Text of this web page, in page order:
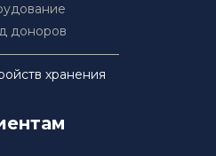
доноров
хранения